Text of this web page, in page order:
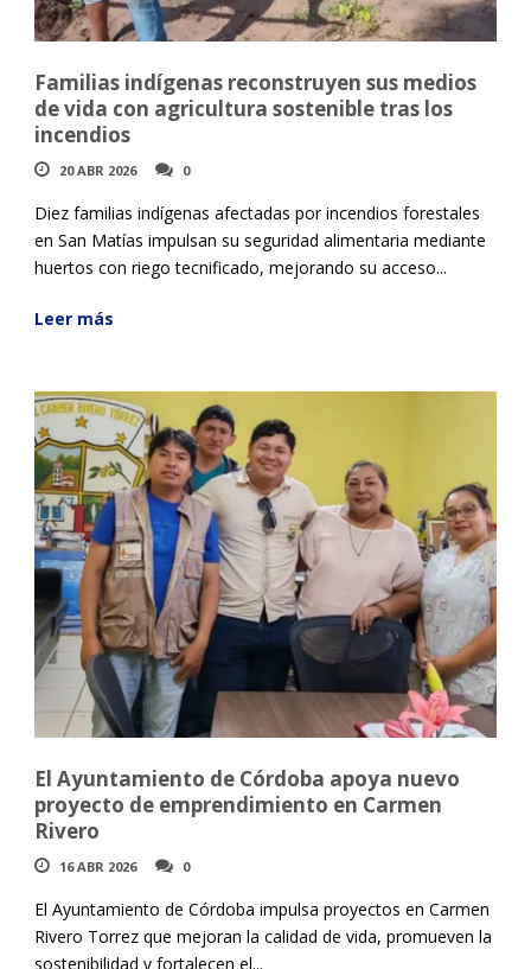
Familias indígenas reconstruyen sus medios
de vida con agricultura sostenible tras los
incendios
20 ABR 2026 0
Diez familias indígenas afectadas por incendios forestales
en San Matías impulsan su seguridad alimentaria mediante
huertos con riego tecnificado, mejorando su acceso...
Leer más
El Ayuntamiento de Córdoba apoya nuevo
proyecto de emprendimiento en Carmen
Rivero
16 ABR 2026 0
El Ayuntamiento de Córdoba impulsa proyectos en Carmen
Rivero Torrez que mejoran la calidad de vida, promueven la
sostenibilidad y fortalecen el...